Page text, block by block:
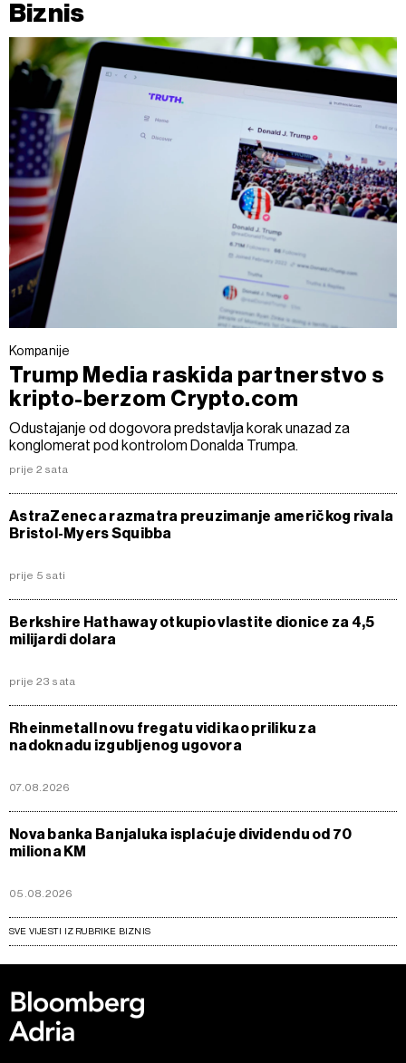
Biznis
Kompanije
Trump Media raskida partnerstvo s
kripto-berzom Crypto.com
Odustajanje od dogovora predstavlja korak unazad za
konglomerat pod kontrolom Donalda Trumpa.
prije 2 sata
AstraZeneca razmatra preuzimanje američkog rivala
Bristol-Myers Squibba
prije 5 sati
Berkshire Hathaway otkupio vlastite dionice za 4,5
milijardi dolara
prije 23 sata
Rheinmetall novu fregatu vidi kao priliku za
nadoknadu izgubljenog ugovora
07.08.2026
Nova banka Banjaluka isplaćuje dividendu od 70
miliona KM
05.08.2026
SVE VIJESTI IZ RUBRIKE BIZNIS